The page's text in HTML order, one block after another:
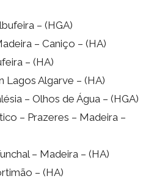
– (HGA)
– Caniço – (HA)
– (HA)
Lagos Algarve – (HA)
– Olhos de Água – (HGA)
– Prazeres – Madeira –
– Madeira – (HA)
– (HA)